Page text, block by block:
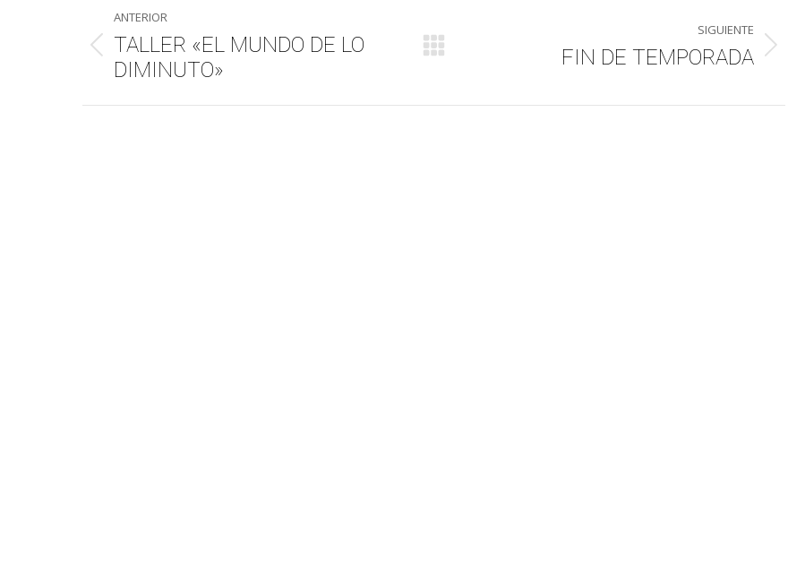
entre
publicaciones
ANTERIOR
Publicación
anterior:
TALLER «EL MUNDO DE LO
DIMINUTO»
SIGUIENTE
FIN DE TEMPORADA